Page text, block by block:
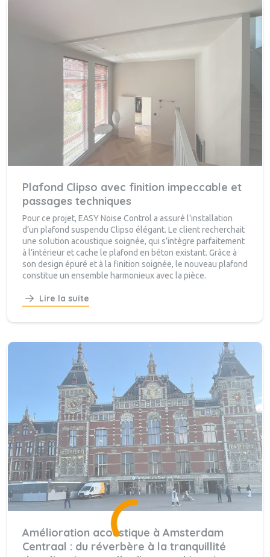
Plafond Clipso avec finition impeccable et
passages techniques
Pour ce projet, EASY Noise Control a assuré l'installation
d’un plafond suspendu Clipso élégant. Le client recherchait
une solution acoustique soignée, qui s’intègre parfaitement
à l’intérieur et cache le plafond en béton existant. Grâce à
son design épuré et à la finition soignée, le nouveau plafond
constitue un ensemble harmonieux avec la pièce.
Lire la suite
Amélioration acoustique à Amsterdam
Centraal : du réverbère à la tranquillité